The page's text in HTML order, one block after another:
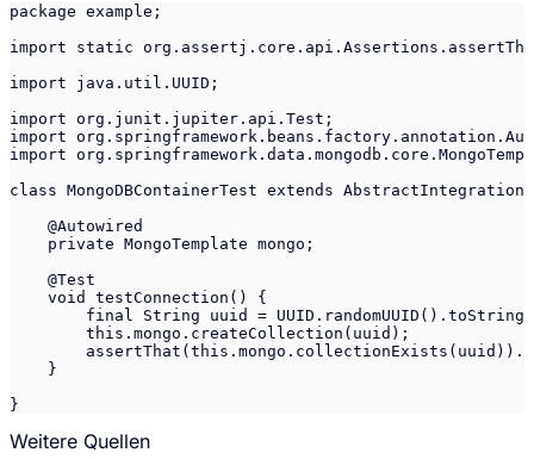
package example;
import static
import java.util.UUID;
import org.junit.jupiter.api.Test;
import
import
class MongoDBContainerTest extends
    @Autowired
    private MongoTemplate mongo;
    @Test
    void testConnection() {
final String uuid =
        this.mongo.createCollection(uuid);
    }
Weitere Quellen